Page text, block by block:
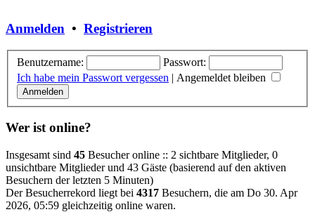
Anmelden • Registrieren
Benutzername:
Passwort:
Ich habe mein Passwort vergessen | Angemeldet bleiben
Wer ist online?
Insgesamt sind 45 Besucher online :: 2 sichtbare Mitglieder, 0
unsichtbare Mitglieder und 43 Gäste (basierend auf den aktiven
Besuchern der letzten 5 Minuten)
Der Besucherrekord liegt bei 4317 Besuchern, die am Do 30. Apr
2026, 05:59 gleichzeitig online waren.